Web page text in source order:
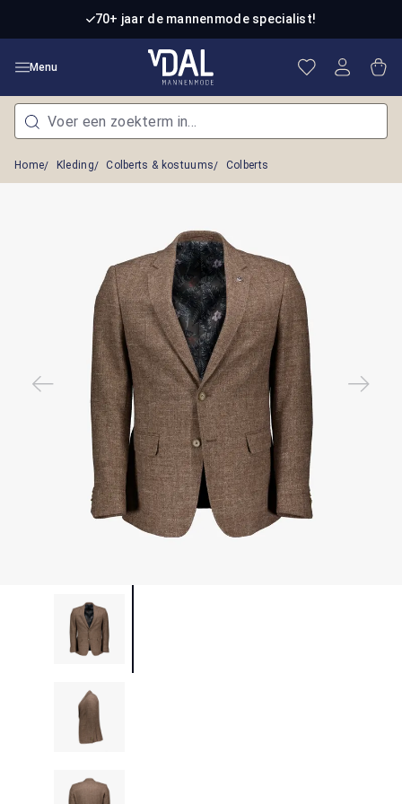
Ga naar de hoofdinhoud70+ jaar de mannenmode specialist!
Menu Je hebt 0
Home Kleding Colberts & kostuums Colberts